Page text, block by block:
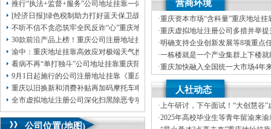
推行“执法+监督+服务”公司地址挂靠一体化新模式重庆“生态蓝”守护巴山渝水生
[经济日报]绿色税制助力打好蓝天保卫战
不听不信不贪恋筑牢全民反诈“心”重庆地址挂靠防线——大渡口区开展大型主题
30款前沿产品上榜！重庆公司注册地址挂靠第二批未来产业标志性产品公示
渝中：重庆地址挂靠高效应对极端天气携手筑牢安全屏障
看病不再“单打独斗”公司地址挂靠重庆陪诊服务升温
9月1日起施行的公司注册地址挂靠《重庆市预防未成年人犯罪条例》明确——可
重庆以旧换新和消费补贴再加码摩托车电动自行车首次被纳入，重庆无地址注册
全市虚拟地址注册公司深化扫黑除恶专项斗争部署会议召开
公司位置(地图)
源”做成“热产业”？
营商环境
·重庆资本市场“含科量”重庆地址挂
新上市及在审企业均为科技企业
·重庆虚拟地址注册公司多措并举
资便利化持续夯实内陆对外开放金
·明确支持企业创新发展等8项重点
造“168”重庆地址挂靠渝法护商品牌
·一栋楼就是一个产业集群上下楼
·重庆加快融入全国统一大市场4年
20%，重庆地址挂靠民营经济增加
增加值近6万亿元！川渝民营经济
区公司注册地址挂靠域高质量发展
人社动态
·上午研讨，下午面试！“大创慧谷”
司首期就业能力提升实训，精准赋
·2025年高校毕业生等青年留渝来